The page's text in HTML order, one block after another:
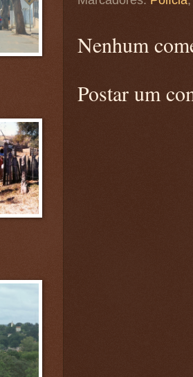
Nenhum
Postar um